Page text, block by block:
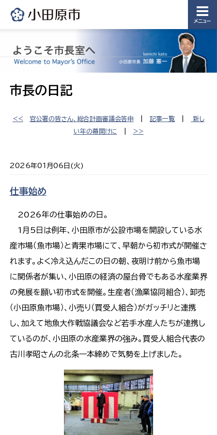
メニュー
市長の日記
<< 官公署の皆さん、総合計画審議会答申 記事一覧
新し
い年の幕開けに
>>
2026年01月06日(火)
仕事始め
2026年の仕事始めの日。
1月5日は例年、小田原市が公設市場を開設している水
産市場（魚市場）と青果市場にて、早朝から初市式が開催さ
れます。よく冷え込んだこの日の朝、夜明け前から魚市場
に関係者が集い、小田原の経済の屋台骨でもある水産業界
の発展を願い初市式を開催。生産者（漁業協同組合）、卸売
（小田原魚市場）、小売り（買受人組合）がガッチリと連携
し、加えて地魚大作戦協議会など若手水産人たちが連携し
ているのが、小田原の水産業界の強み。買受人組合代表の
古川孝昭さんの北条一本締めで気勢を上げました。